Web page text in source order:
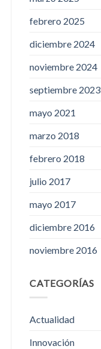
febrero 2025
diciembre 2024
noviembre 2024
septiembre 2023
mayo 2021
marzo 2018
febrero 2018
julio 2017
mayo 2017
diciembre 2016
noviembre 2016
CATEGORÍAS
Actualidad
Innovación